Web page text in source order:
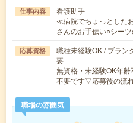
仕事内容
看護助手
≪病院でちょっとした
さんのお手伝い○シー
応募資格
職種未経験OK / ブラン
要
無資格・未経験OK年
不要です▽応募後の流
職場の雰囲気